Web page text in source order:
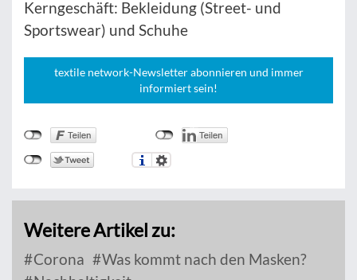
Kerngeschäft: Bekleidung (Street- und
Sportswear) und Schuhe
textile network-Newsletter abonnieren und immer
informiert sein!
Weitere Artikel zu:
Corona
Was kommt nach den Masken?